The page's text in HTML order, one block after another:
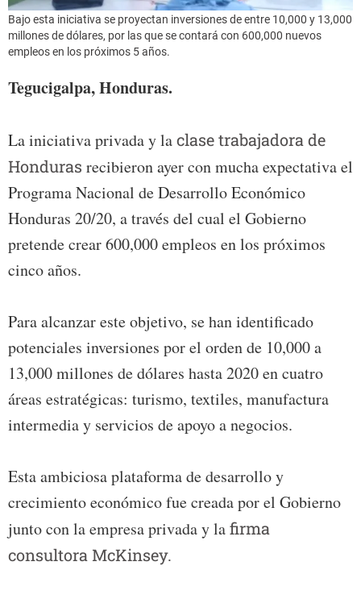
Bajo esta iniciativa se proyectan inversiones de entre 10,000 y 13,000
millones de dólares, por las que se contará con 600,000 nuevos
empleos en los próximos 5 años.
Tegucigalpa, Honduras.
La iniciativa privada y laclase trabajadora de
Honduras recibieron ayer con mucha expectativa el
Programa Nacional de Desarrollo Económico
Honduras 20/20, a través del cual el Gobierno
pretende crear 600,000 empleos en los próximos
cinco años.
Para alcanzar este objetivo, se han identificado
potenciales inversiones por el orden de 10,000 a
13,000 millones de dólares hasta 2020 en cuatro
áreas estratégicas: turismo, textiles, manufactura
intermedia y servicios de apoyo a negocios.
Esta ambiciosa plataforma de desarrollo y
crecimiento económico fue creada por el Gobierno
junto con la empresa privada y lafirma
consultora McKinsey.